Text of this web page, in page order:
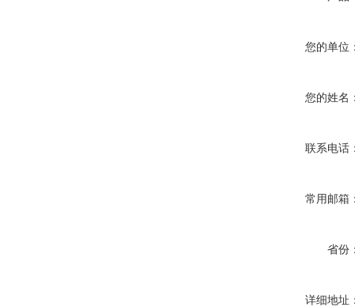
您的单位
您的姓名
联系电话
常用邮箱
省份
详细地址